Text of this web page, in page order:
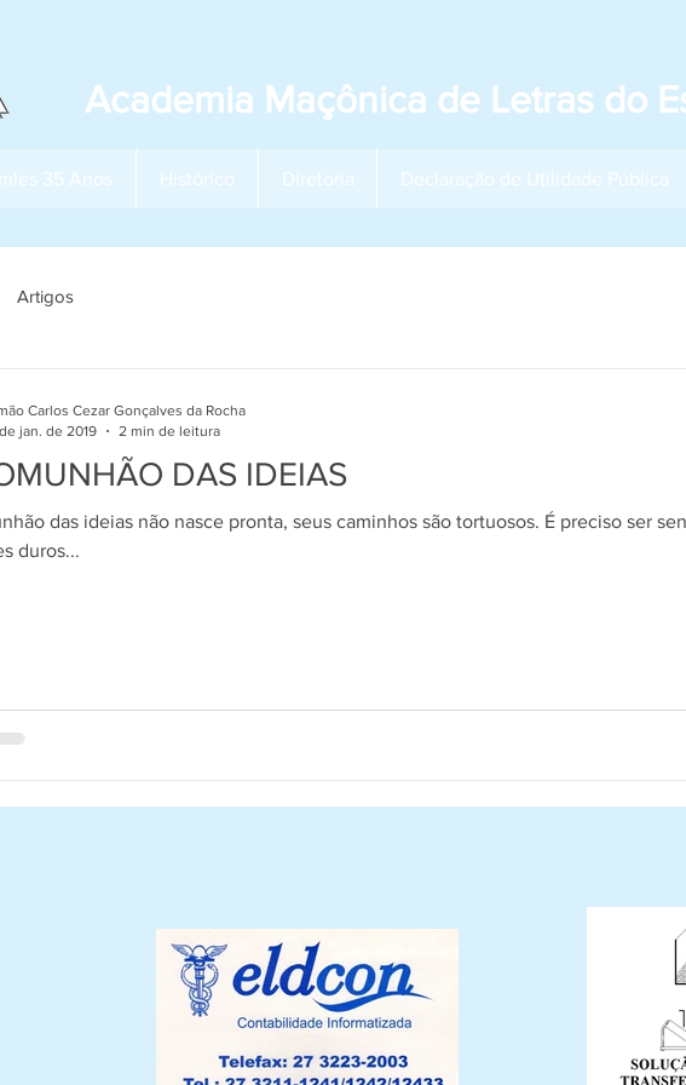
Academia Maçônica de Letras do
35 Anos Histórico Diretoria Declaração de Utilidade Pública
Artigos
DAS IDEIAS
das ideias não nasce pronta, seus caminhos são tortuosos. É preciso ser
duros...
Carlos Cezar Gonçalves da Rocha
jan. de 2019
2 min de leitura